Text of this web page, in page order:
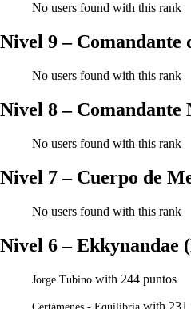
No users found with this rank
Nivel 9 – Comandante
No users found with this rank
Nivel 8 – Comandante
No users found with this rank
Nivel 7 – Cuerpo de
No users found with this rank
Nivel 6 – Ekkynandae
Jorge Tubino with 244 puntos
with 231